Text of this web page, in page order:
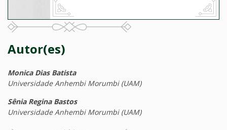
Autor(es)
Monica Dias Batista
Universidade Anhembi Morumbi (UAM)
Sênia Regina Bastos
Universidade Anhembi Morumbi (UAM)